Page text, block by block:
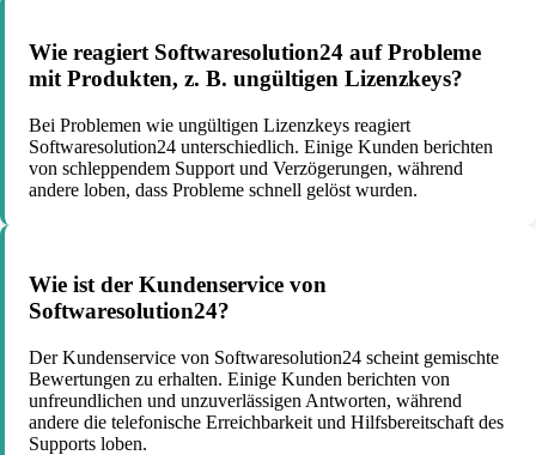
Wie reagiert Softwaresolution24 auf Probleme
mit Produkten, z. B. ungültigen Lizenzkeys?
Bei Problemen wie ungültigen Lizenzkeys reagiert
Softwaresolution24 unterschiedlich. Einige Kunden berichten
von schleppendem Support und Verzögerungen, während
andere loben, dass Probleme schnell gelöst wurden.
Wie ist der Kundenservice von
Softwaresolution24?
Der Kundenservice von Softwaresolution24 scheint gemischte
Bewertungen zu erhalten. Einige Kunden berichten von
unfreundlichen und unzuverlässigen Antworten, während
andere die telefonische Erreichbarkeit und Hilfsbereitschaft des
Supports loben.